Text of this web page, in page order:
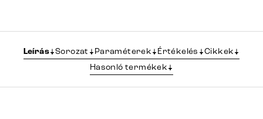
Leírás Sorozat Paraméterek Értékelés
Cikkek
Hasonló termékek